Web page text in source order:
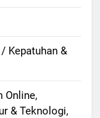
Kepatuhan &
Online,
& Teknologi,